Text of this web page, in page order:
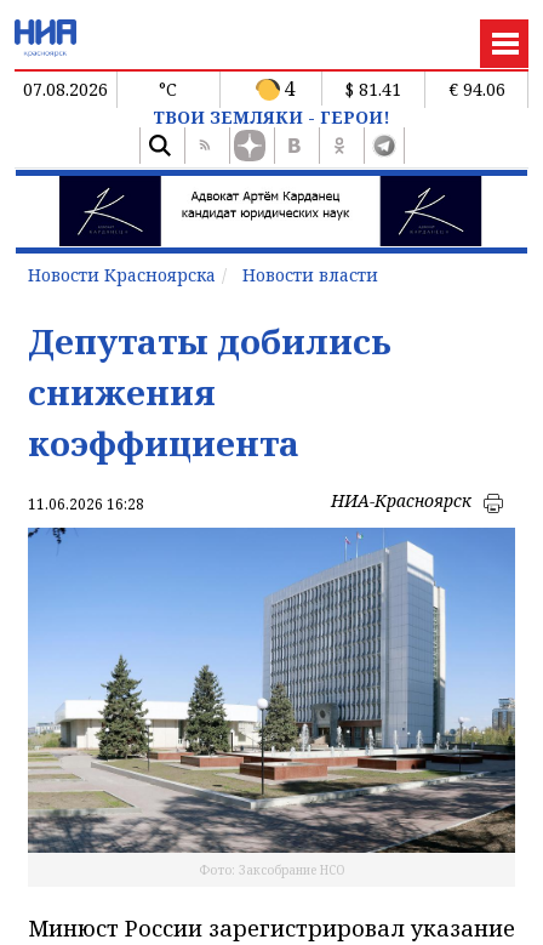
07.08.2026 °C 4 $ 81.41
€ 94.06
ТВОИ ЗЕМЛЯКИ - ГЕРОИ!
Новости Красноярска Новости власти
Депутаты добились
снижения
коэффициента
11.06.2026 16:28 НИА-Красноярск
Фото: Заксобрание НСО
Минюст России зарегистрировал указание